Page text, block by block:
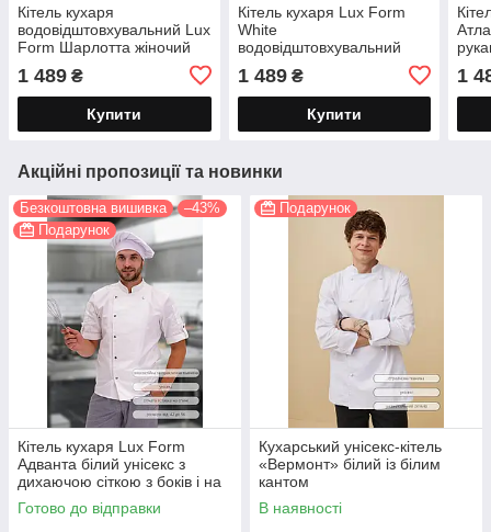
Кітель кухаря
водовідштовхувальний Lux
Form Шарлотта жіночий
1 489 ₴
Купити
Кітель кухаря Lux Form
White
водовідштовхувальний
1 489₴
Купити
1
Акційні пропозиції та новинки
Безкоштовна вишивка
–43%
Подарунок
Кітель кухаря Lux Form
Адванта білий унісекс з
дихаючою сіткою з боків і на
спині
Готово до відправки
Подарунок
Кухарський унісекс-кітель
«Вермонт» білий із білим
кантом
В наявності